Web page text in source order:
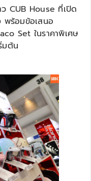
CUB House ที่เปิด
พร้อมข้อเสนอ
Set ในราคาพิเศษ
มต้น